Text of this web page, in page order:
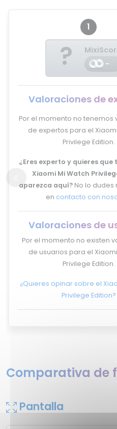
1
?
-
Valoraciones de
Por el momento no tenemos
de expertos para el
Privilege Edition.
¿Eres experto y quieres que
Xiaomi Mi Watch
aparezca aquí? No lo dudes
en contacto con
Valoraciones de
Por el momento no existen
de usuarios para el
Privilege Edition.
¿Quieres opinar sobre el
Privilege Edition?
Comparativa de
Pantalla